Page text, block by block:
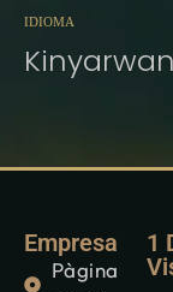
IDIOMA
Empresa
Pàgina
1